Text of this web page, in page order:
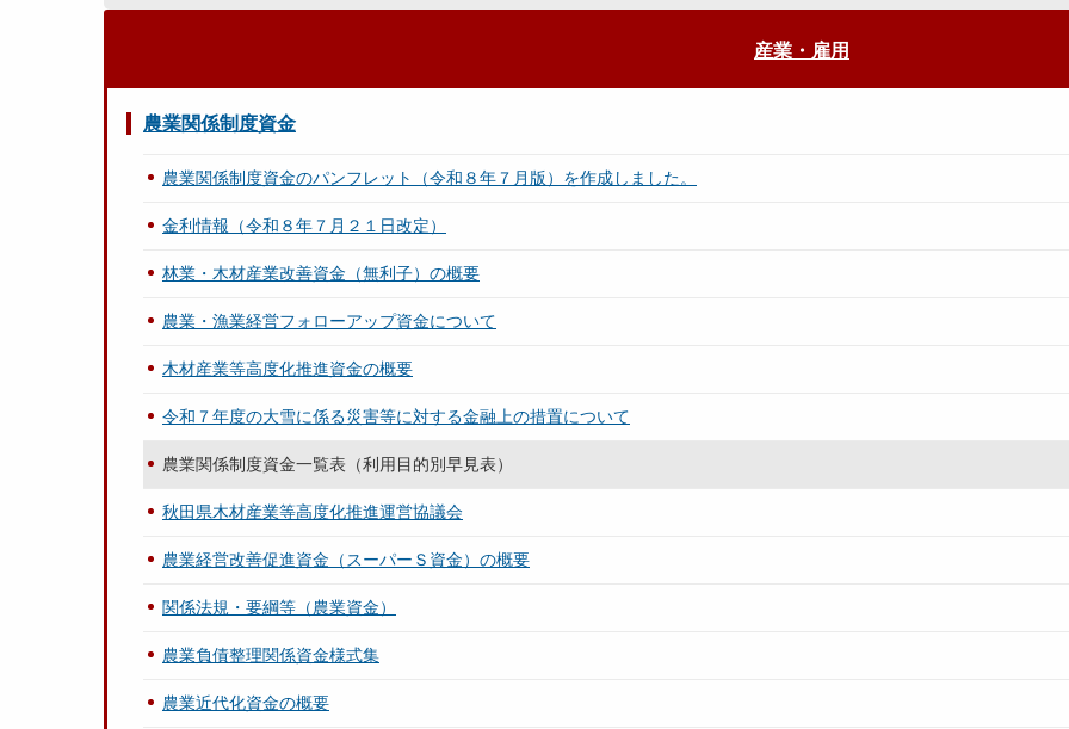
産業・雇用
農業関係制度資金
農業関係制度資金のパンフレット（令和８年７月版）を作成しました。
金利情報（令和８年７月２１日改定）
林業・木材産業改善資金（無利子）の概要
農業・漁業経営フォローアップ資金について
木材産業等高度化推進資金の概要
令和７年度の大雪に係る災害等に対する金融上の措置について
農業関係制度資金一覧表（利用目的別早見表）
秋田県木材産業等高度化推進運営協議会
農業経営改善促進資金（スーパーＳ資金）の概要
関係法規・要綱等（農業資金）
農業負債整理関係資金様式集
農業近代化資金の概要